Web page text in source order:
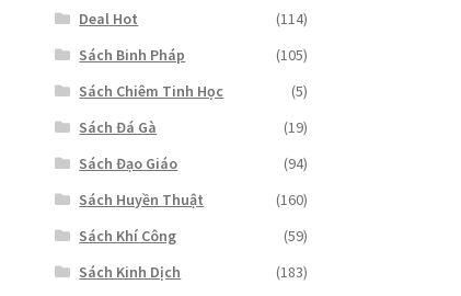
Deal Hot
(114)
Sách Binh Pháp
(105)
Sách Chiêm Tinh Học
(5)
Sách Đá Gà
(19)
Sách Đạo Giáo
(94)
Sách Huyền Thuật
(160)
Sách Khí Công
(59)
Sách Kinh Dịch
(183)